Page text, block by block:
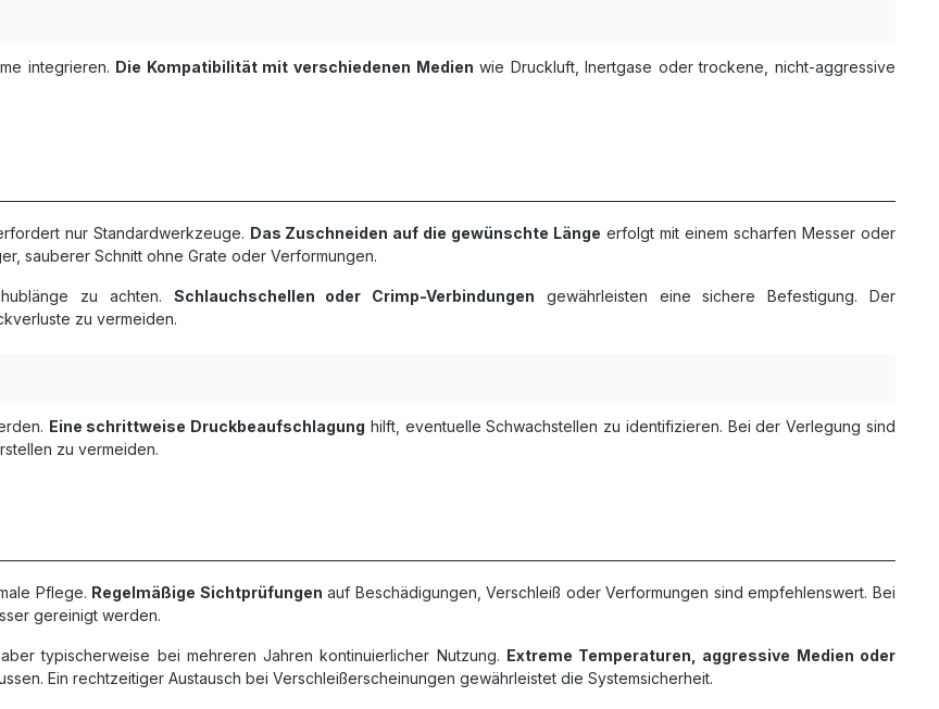
integrieren. Die Kompatibilität mit verschiedenen Medien wie Druckluft, Inertgase oder trockene, nicht-aggressive
nur Standardwerkzeuge. Das Zuschneiden auf die gewünschte Länge erfolgt mit einem scharfen Messer oder
sauberer Schnitt ohne Grate oder Verformungen.
zu achten. Schlauchschellen oder Crimp-Verbindungen gewährleisten eine sichere Befestigung. Der
zu vermeiden.
Eine schrittweise Druckbeaufschlagung hilft, eventuelle Schwachstellen zu identifizieren. Bei der Verlegung sind
zu vermeiden.
Pflege. Regelmäßige Sichtprüfungen auf Beschädigungen, Verschleiß oder Verformungen sind empfehlenswert. Bei
gereinigt werden.
typischerweise bei mehreren Jahren kontinuierlicher Nutzung. Extreme Temperaturen, aggressive Medien oder
Ein rechtzeitiger Austausch bei Verschleißerscheinungen gewährleistet die Systemsicherheit.